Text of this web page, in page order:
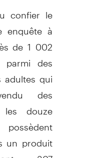
confier le
enquête à
de 1 002
parmi des
adultes qui
des
les douze
un produit